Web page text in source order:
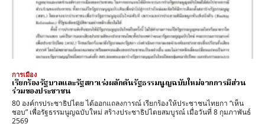
การเมือง
เรียกร้องรัฐบาลและรัฐสภาเร่งผลักดันรัฐธรรมนูญฉบับใหม่จากการมีส่วน
ร่วมของประชาชน
80 องค์กรประชาธิปไตย ได้ออกแถลงการณ์ เรียกร้องให้ประชาชนไทยกา “เห็น
ชอบ” เพื่อรัฐธรรมนูญฉบับใหม่ สร้างประชาธิปไตยสมบูรณ์ เมื่อวันที่ 8 กุมภาพันธ์
2569